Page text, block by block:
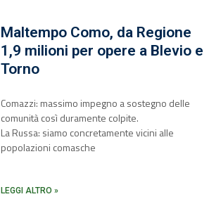
Maltempo Como, da Regione
1,9 milioni per opere a Blevio e
Torno
Comazzi: massimo impegno a sostegno delle
comunità così duramente colpite.
La Russa: siamo concretamente vicini alle
popolazioni comasche
LEGGI ALTRO »